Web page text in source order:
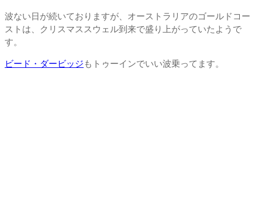
波ない日が続いておりますが、オーストラリアのゴールドコー
ストは、クリスマススウェル到来で盛り上がっていたようで
す。
ビード・ダービッジ もトゥーインでいい波乗ってます。